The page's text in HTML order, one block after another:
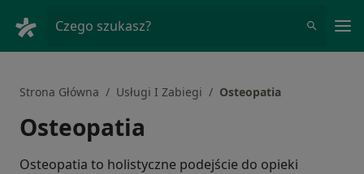
Czego szukasz?
Strona Główna Usługi I Zabiegi Osteopatia
Osteopatia
Osteopatia to holistyczne podejście do opieki